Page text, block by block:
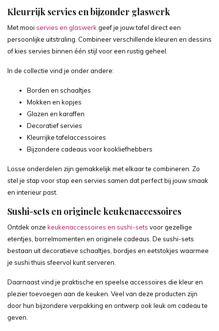
Kleurrijk servies en bijzonder glaswerk
Met mooi servies en glaswerk geef je jouw tafel direct een
persoonlijke uitstraling. Combineer verschillende kleuren en dessins
of kies servies binnen één stijl voor een rustig geheel.
In de collectie vind je onder andere:
Borden en schaaltjes
Mokken en kopjes
Glazen en karaffen
Decoratief servies
Kleurrijke tafelaccessoires
Bijzondere cadeaus voor kookliefhebbers
Losse onderdelen zijn gemakkelijk met elkaar te combineren. Zo
stel je stap voor stap een servies samen dat perfect bij jouw smaak
en interieur past.
Sushi-sets en originele keukenaccessoires
Ontdek onze keukenaccessoires en sushi-sets voor gezellige
etentjes, borrelmomenten en originele cadeaus. De sushi-sets
bestaan uit decoratieve schaaltjes, bordjes en eetstokjes waarmee
je sushi thuis sfeervol kunt serveren.
Daarnaast vind je praktische en speelse accessoires die kleur en
plezier toevoegen aan de keuken. Veel van deze producten zijn
door hun bijzondere verpakking en ontwerp ook leuk om cadeau te
geven.